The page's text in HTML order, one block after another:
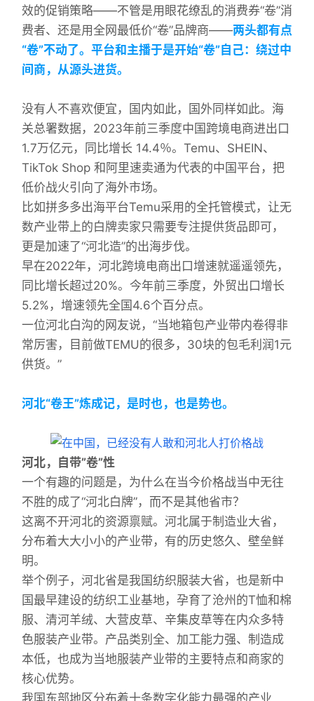
效的促销策略——不管是用眼花缭乱的消费券“卷”消
费者、还是用全网最低价“卷”品牌商——两头都有点
“卷”不动了。平台和主播于是开始“卷”自己：绕过中
间商，从源头进货。
没有人不喜欢便宜，国内如此，国外同样如此。海
关总署数据，2023年前三季度中国跨境电商进出口
1.7万亿元，同比增长 14.4％。Temu、SHEIN、
TikTok Shop 和阿里速卖通为代表的中国平台，把
低价战火引向了海外市场。
比如拼多多出海平台Temu采用的全托管模式，让无
数产业带上的白牌卖家只需要专注提供货品即可，
更是加速了“河北造”的出海步伐。
早在2022年，河北跨境电商出口增速就遥遥领先，
同比增长超过20%。今年前三季度，外贸出口增长
5.2%，增速领先全国4.6个百分点。
一位河北白沟的网友说，“当地箱包产业带内卷得非
常厉害，目前做TEMU的很多，30块的包毛利润1元
供货。”
河北“卷王”炼成记，是时也，也是势也。
河北，自带”卷”性
一个有趣的问题是，为什么在当今价格战当中无往
不胜的成了“河北白牌”，而不是其他省市？
这离不开河北的资源禀赋。河北属于制造业大省，
分布着大大小小的产业带，有的历史悠久、壁垒鲜
明。
举个例子，河北省是我国纺织服装大省，也是新中
国最早建设的纺织工业基地，孕育了沧州的T恤和棉
服、清河羊绒、大营皮草、辛集皮草等在内众多特
色服装产业带。产品类别全、加工能力强、制造成
本低，也成为当地服装产业带的主要特点和商家的
核心优势。